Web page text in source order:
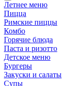
Летнее меню
Пицца
Римские пиццы
Комбо
Горячие блюда
Паста и ризотто
Детское меню
Бургеры
Закуски и салаты
Супы